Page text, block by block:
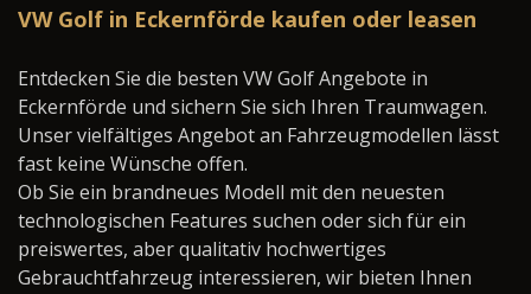
VW Golf in Eckernförde kaufen oder leasen
Entdecken Sie die besten VW Golf Angebote in
Eckernförde und sichern Sie sich Ihren Traumwagen.
Unser vielfältiges Angebot an Fahrzeugmodellen lässt
fast keine Wünsche offen.
Ob Sie ein brandneues Modell mit den neuesten
technologischen Features suchen oder sich für ein
preiswertes, aber qualitativ hochwertiges
Gebrauchtfahrzeug interessieren, wir bieten Ihnen